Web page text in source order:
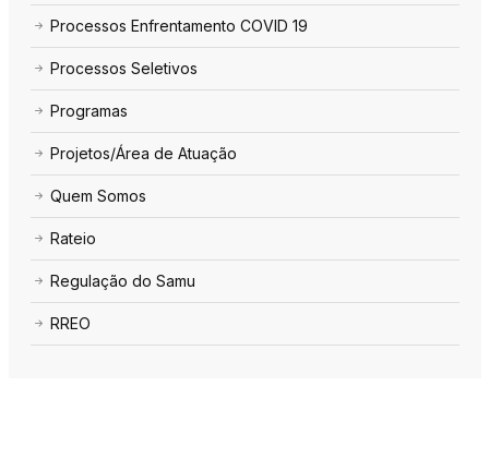
Processos Enfrentamento COVID 19
Processos Seletivos
Programas
Projetos/Área de Atuação
Quem Somos
Rateio
Regulação do Samu
RREO